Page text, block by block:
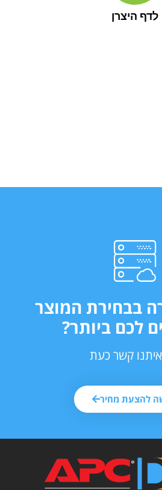
לדף היצרן
בבחירת המוצר
לכם ביותר?
קשר כעת
להצעת מחיר